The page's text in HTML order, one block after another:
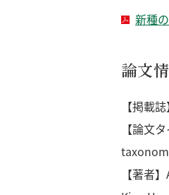
新種
論文
【掲載
【論文
【著者